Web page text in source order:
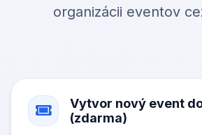
Kontakt
Prihlásenie
organizácii eventov
Vytvor nový event
(zdarma)